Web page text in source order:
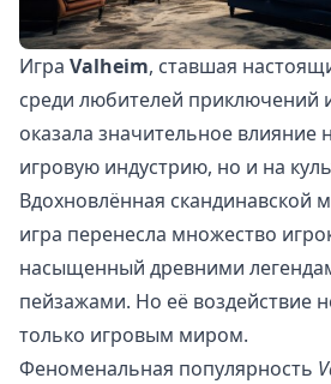
Игра Valheim, ставшая
среди любителей приключений
оказала значительное влияние
игровую индустрию, но и на
Вдохновлённая скандинавской
игра перенесла множество
насыщенный древними
пейзажами. Но её воздействие
только игровым миром.
Феноменальная популярность